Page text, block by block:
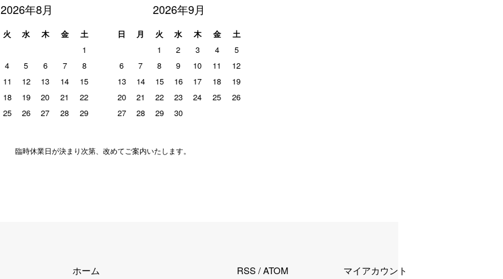
2026年8月
火 水 木 金
土
1
4 5 6 7
8
11 12 13 14
15
18 19 20 21
22
25 26 27 28
29
2026年9月
日 月 火 水 木 金
土
1
2 3 4
5
6
7 8 9 10 11
12
13
14 15 16 17 18
19
20
21 22 23 24 25
26
27
28 29 30
臨時休業日が決まり次第、改めてご案内いたします。
ホーム RSS/ATOM マイアカウント